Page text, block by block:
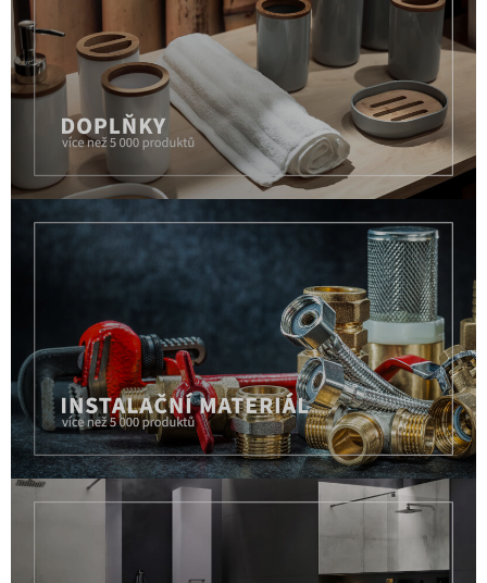
víc než 18 000 produktů
Instalační materiál
víc než 18 000 produktů